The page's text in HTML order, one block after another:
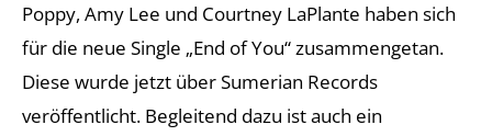
Poppy, Amy Lee und Courtney LaPlante haben sich
für die neue Single „End of You“ zusammengetan.
Diese wurde jetzt über Sumerian Records
veröffentlicht. Begleitend dazu ist auch ein